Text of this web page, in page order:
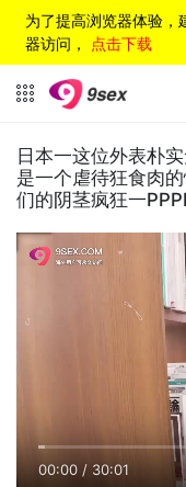
为了提高浏览器体验，
器访问， 点击下载
日本一这位外表朴
是一个虐待狂食肉
们的阴茎疯狂一
00:00 / 30:01